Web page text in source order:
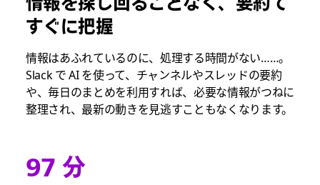
すぐに把握
情報はあふれているのに、処理する時間がない……。
Slack で AI を使って、チャンネルやスレッドの要約
や、毎日のまとめを利用すれば、必要な情報がつねに
整理され、最新の動きを見逃すこともなくなります。
97 分